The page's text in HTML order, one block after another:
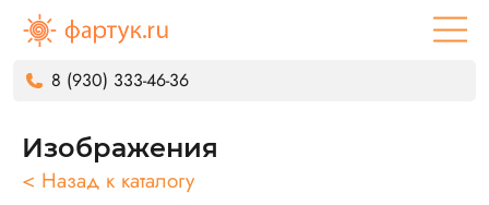
8 (930) 333-46-36
Изображения
< Назад к каталогу